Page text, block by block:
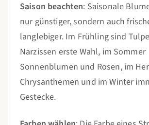
Saison beachten: Saisonale
nur günstiger, sondern auch
langlebiger. Im Frühling sind
Narzissen erste Wahl, im Sommer
Sonnenblumen und Rosen, im
Chrysanthemen und im Winter
Gestecke.